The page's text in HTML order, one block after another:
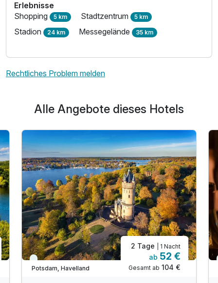
Erlebnisse
Shopping 5 km Stadtzentrum 5 km
Stadion 24 km Messegelände 35 km
Rechtliches Problem melden
Alle Angebote dieses Hotels
Viele Termine frei
Potsdam, Havelland
2 Tage | 1 Nacht
ab 52 €
Gesamt ab 104 €